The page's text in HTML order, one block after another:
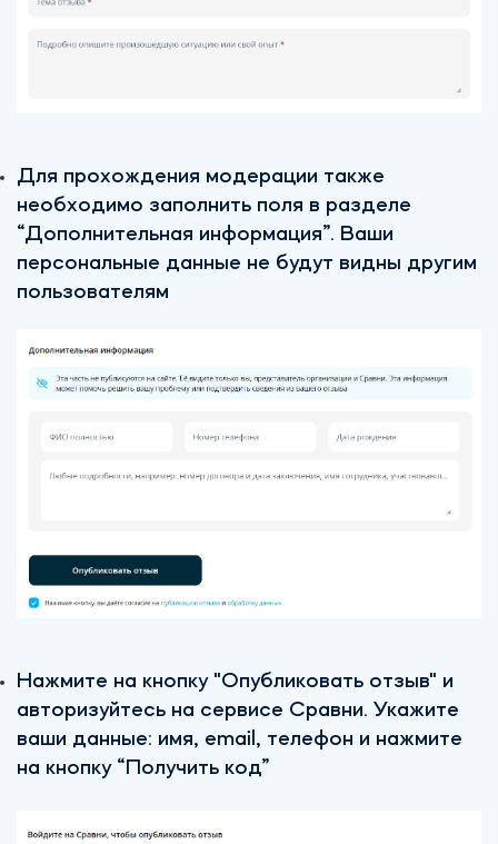
Для прохождения модерации также
необходимо заполнить поля в разделе
“Дополнительная информация”. Ваши
персональные данные не будут видны другим
пользователям
Нажмите на кнопку "Опубликовать отзыв" и
авторизуйтесь на сервисе Сравни. Укажите
ваши данные: имя, email, телефон и нажмите
на кнопку “Получить код”